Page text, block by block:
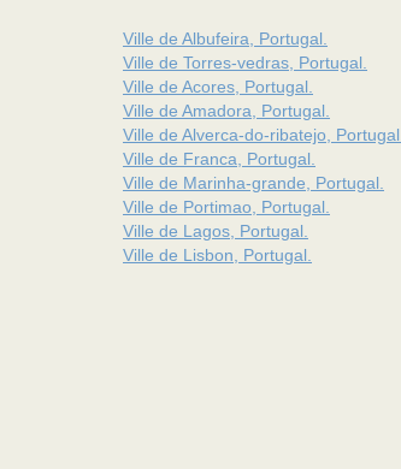
Ville de Albufeira, Portugal.
Ville de Torres-vedras, Portugal.
Ville de Acores, Portugal.
Ville de Amadora, Portugal.
Ville de Alverca-do-ribatejo, Portugal.
Ville de Franca, Portugal.
Ville de Marinha-grande, Portugal.
Ville de Portimao, Portugal.
Ville de Lagos, Portugal.
Ville de Lisbon, Portugal.